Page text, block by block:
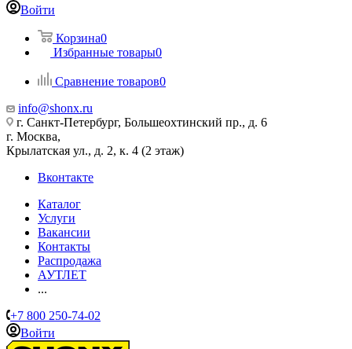
Войти
Корзина0
Избранные товары0
Сравнение товаров0
info@shonx.ru
г. Санкт-Петербург, Большеохтинский пр., д. 6
г. Москва,
Крылатская ул., д. 2, к. 4 (2 этаж)
Вконтакте
Каталог
Услуги
Вакансии
Контакты
Распродажа
АУТЛЕТ
...
+7 800 250-74-02
Войти